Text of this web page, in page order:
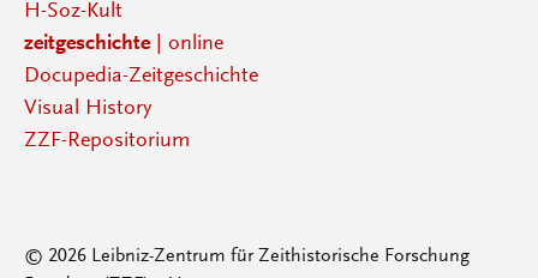
H-Soz-Kult
zeitgeschichte| online
Docupedia-Zeitgeschichte
Visual History
ZZF-Repositorium
© 2026 Leibniz-Zentrum für Zeithistorische Forschung